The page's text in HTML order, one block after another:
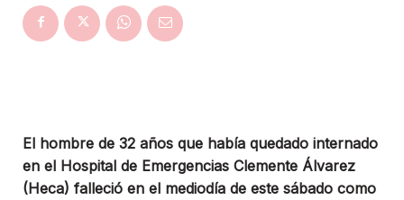
El hombre de 32 años que había quedado internado
en el Hospital de Emergencias Clemente Álvarez
(Heca) falleció en el mediodía de este sábado como